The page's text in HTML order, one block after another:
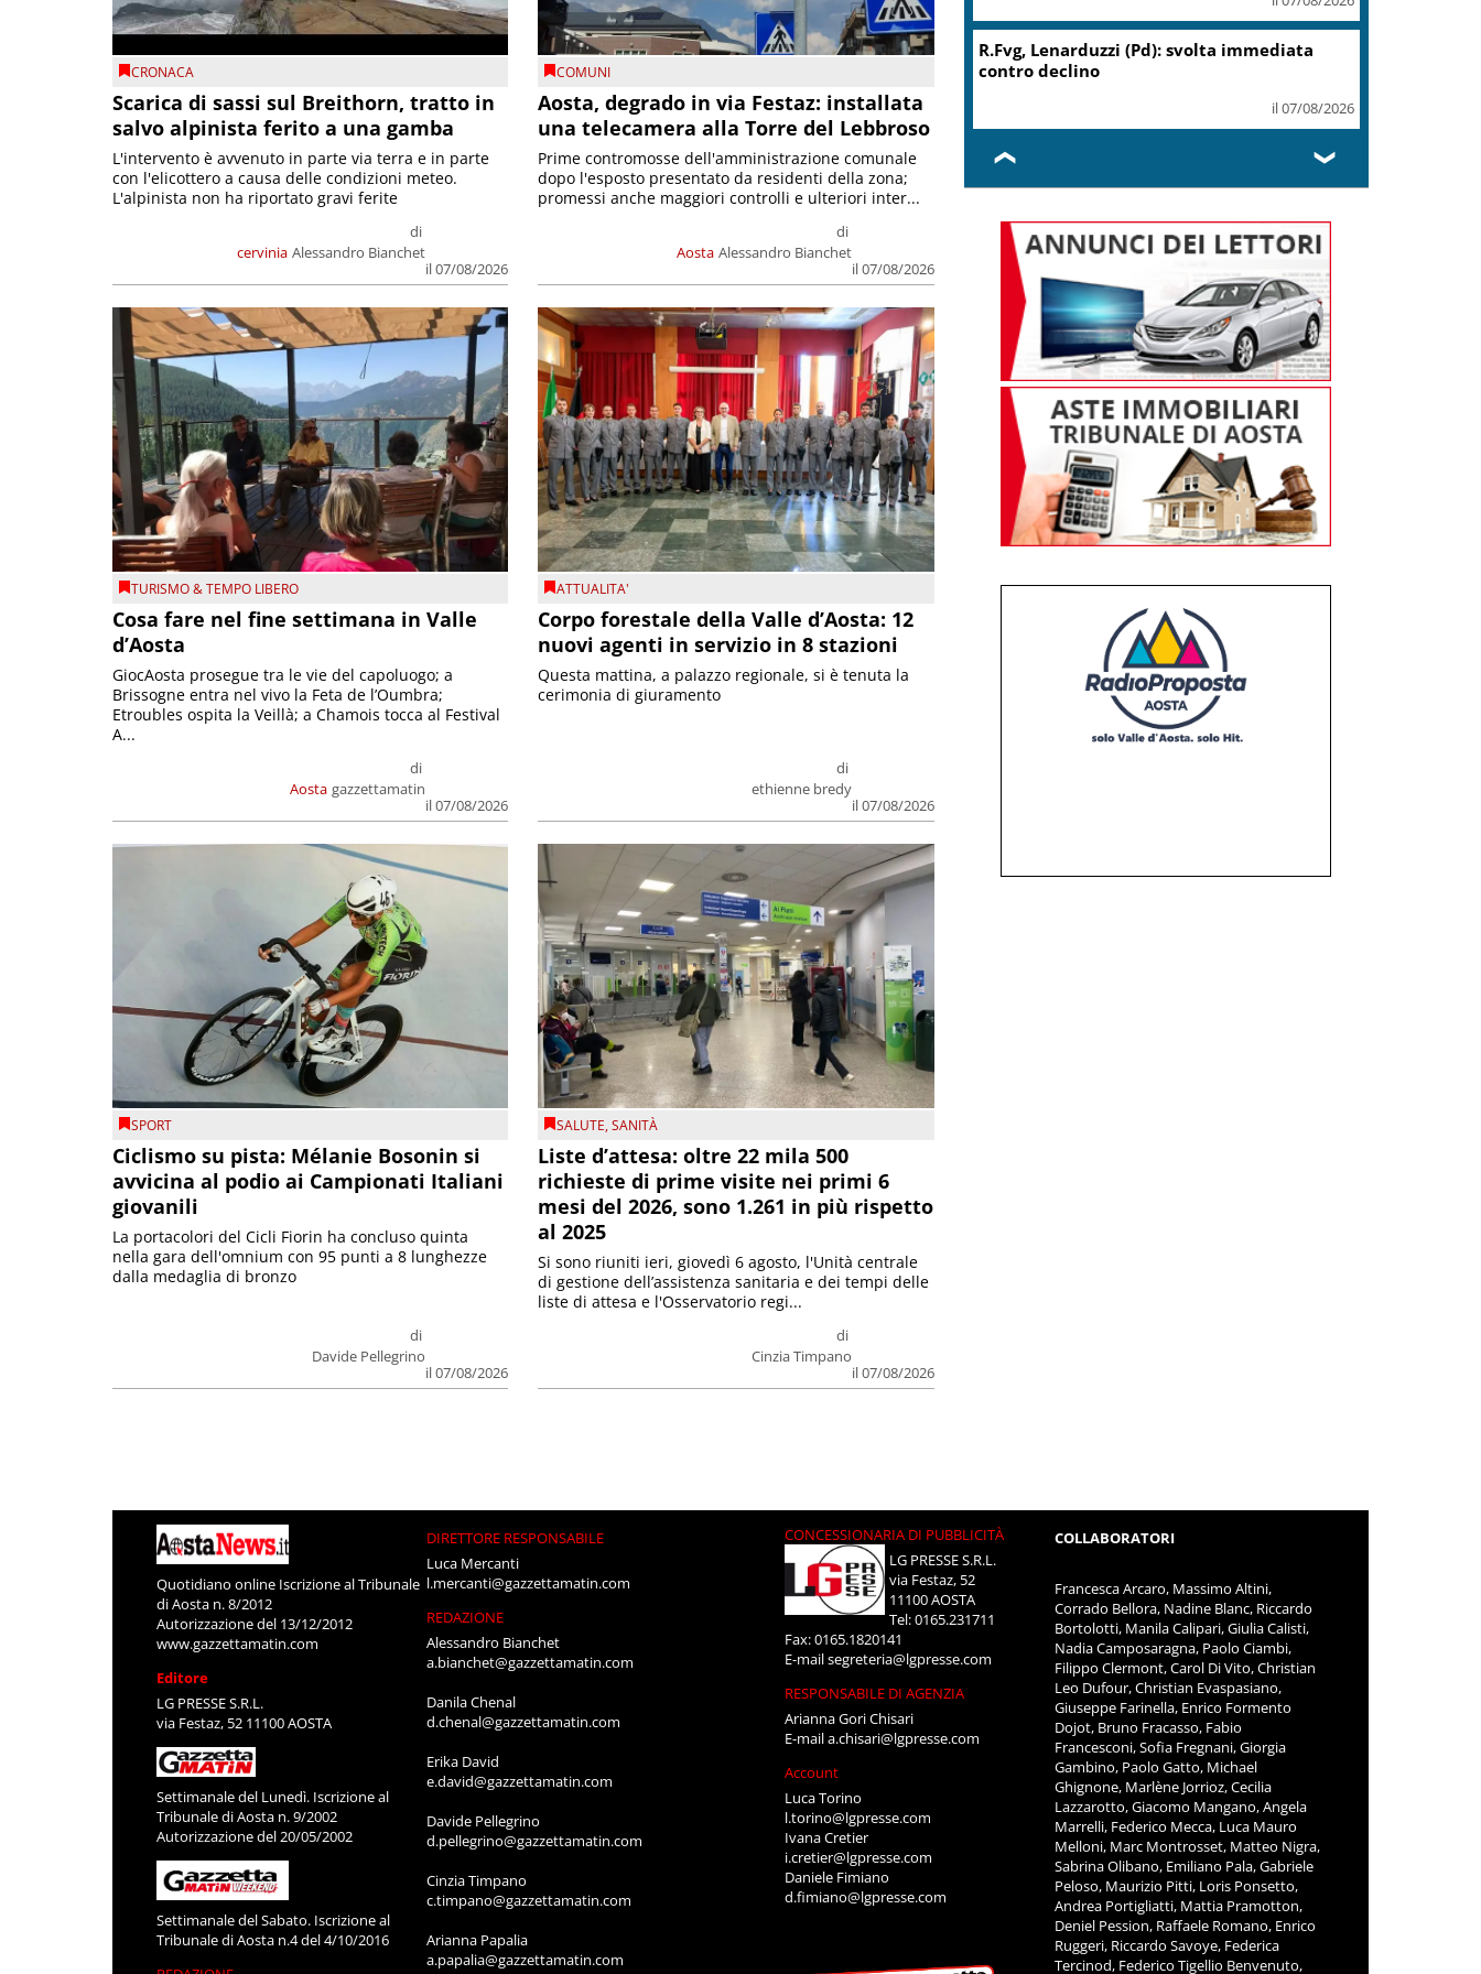
CRONACA
Scarica di sassi sul Breithorn, tratto in
salvo alpinista ferito a una gamba
cervinia
di
Alessandro Bianchet
il 07/08/2026
L'intervento è avvenuto in parte via terra e in parte
con l'elicottero a causa delle condizioni meteo.
L'alpinista non ha riportato gravi ferite
COMUNI
Aosta, degrado in via Festaz: installata
una telecamera alla Torre del Lebbroso
Aosta
di
Alessandro Bianchet
il 07/08/2026
Prime contromosse dell'amministrazione comunale
dopo l'esposto presentato da residenti della zona;
promessi anche maggiori controlli e ulteriori inter...
TURISMO & TEMPO LIBERO
Cosa fare nel fine settimana in Valle
d’Aosta
Aosta
di
gazzettamatin
il 07/08/2026
GiocAosta prosegue tra le vie del capoluogo; a
Brissogne entra nel vivo la Feta de l’Oumbra;
Etroubles ospita la Veillà; a Chamois tocca al Festival
A...
ATTUALITA'
Corpo forestale della Valle d’Aosta: 12
nuovi agenti in servizio in 8 stazioni
di
ethienne bredy
il 07/08/2026
Questa mattina, a palazzo regionale, si è tenuta la
cerimonia di giuramento
SPORT
Ciclismo su pista: Mélanie Bosonin si
avvicina al podio ai Campionati Italiani
giovanili
di
Davide Pellegrino
il 07/08/2026
La portacolori del Cicli Fiorin ha concluso quinta
nella gara dell'omnium con 95 punti a 8 lunghezze
dalla medaglia di bronzo
SALUTE,SANITÀ
Liste d’attesa: oltre 22 mila 500
richieste di prime visite nei primi 6
mesi del 2026, sono 1.261 in più rispetto
al 2025
di
Cinzia Timpano
il 07/08/2026
Si sono riuniti ieri, giovedì 6 agosto, l'Unità centrale
di gestione dell’assistenza sanitaria e dei tempi delle
liste di attesa e l'Osservatorio regi...
Migranti, Meloni: non c’è
spazio in Ue per chi alimenta
il 07/08/2026
Quotidiano online Iscrizione al Tribunale
di Aosta n. 8/2012
Autorizzazione del 13/12/2012
www.gazzettamatin.com
Editore
LG PRESSE S.R.L.
via Festaz, 52 11100 AOSTA
Settimanale del Lunedì. Iscrizione al
Tribunale di Aosta n. 9/2002
Autorizzazione del 20/05/2002
Settimanale del Sabato. Iscrizione al
Tribunale di Aosta n.4 del 4/10/2016
DIRETTORE RESPONSABILE
Luca Mercanti
l.mercanti@gazzettamatin.com
REDAZIONE
Alessandro Bianchet
a.bianchet@gazzettamatin.com
Danila Chenal
d.chenal@gazzettamatin.com
Erika David
e.david@gazzettamatin.com
Davide Pellegrino
d.pellegrino@gazzettamatin.com
Cinzia Timpano
c.timpano@gazzettamatin.com
Arianna Papalia
a.papalia@gazzettamatin.com
CONCESSIONARIA DI PUBBLICITÀ
LG PRESSE S.R.L.
via Festaz, 52
11100 AOSTA
Tel: 0165.231711
Fax: 0165.1820141
E-mailsegreteria@lgpresse.com
RESPONSABILE DI AGENZIA
Arianna Gori Chisari
E-maila.chisari@lgpresse.com
Account
Luca Torino
l.torino@lgpresse.com
Ivana Cretier
i.cretier@lgpresse.com
Daniele Fimiano
d.fimiano@lgpresse.com
COLLABORATORI
Francesca Arcaro, Massimo Altini,
Corrado Bellora, Nadine Blanc, Riccardo
Bortolotti, Manila Calipari, Giulia Calisti,
Nadia Camposaragna, Paolo Ciambi,
Filippo Clermont, Carol Di Vito, Christian
Leo Dufour, Christian Evaspasiano,
Giuseppe Farinella, Enrico Formento
Dojot, Bruno Fracasso, Fabio
Francesconi, Sofia Fregnani, Giorgia
Gambino, Paolo Gatto, Michael
Ghignone, Marlène Jorrioz, Cecilia
Lazzarotto, Giacomo Mangano, Angela
Marrelli, Federico Mecca, Luca Mauro
Melloni, Marc Montrosset, Matteo Nigra,
Sabrina Olibano, Emiliano Pala, Gabriele
Peloso, Maurizio Pitti, Loris Ponsetto,
Andrea Portigliatti, Mattia Pramotton,
Deniel Pession, Raffaele Romano, Enrico
Ruggeri, Riccardo Savoye, Federica
Tercinod, Federico Tigellio Benvenuto,